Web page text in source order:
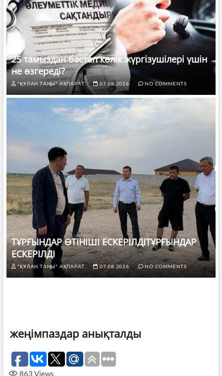
25 тамыздан бастап көлік жүргізушілері үшін
не өзгереді?
"ҚҰЛАН ТАҢЫ" АҚПАРАТ. 07.08.2026 NO COMMENTS
ТҰРҒЫНДАР ӨТІНІШІ ЕСКЕРІЛДІТҰРҒЫНДАР
ЕСКЕРІЛДІ
"ҚҰЛАН ТАҢЫ" АҚПАРАТ. 07.08.2026 NO COMMENTS
жеңімпаздар анықталды
863 Views